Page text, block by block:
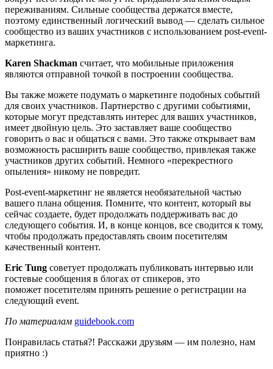
переживаниям. Сильные сообщества держатся вместе,
поэтому единственный логический вывод — сделать сильное
сообщество из ваших участников с использованием post-event-
маркетинга.
Karen Shackman считает, что мобильные приложения
являются отправной точкой в построении сообщества.
Вы также можете подумать о маркетинге подобных событий
для своих участников. Партнерство с другими событиями,
которые могут представлять интерес для ваших участников,
имеет двойную цель. Это заставляет ваше сообщество
говорить о вас и общаться с вами. Это также открывает вам
возможность расширить ваше сообщество, привлекая также
участников других событий. Немного «перекрестного
опыления» никому не повредит.
Post-event-маркетинг не является необязательной частью
вашего плана общения. Помните, что контент, который вы
сейчас создаете, будет продолжать поддерживать вас до
следующего события. И, в конце концов, все сводится к тому,
чтобы продолжать предоставлять своим посетителям
качественный контент.
Eric Tung советует продолжать публиковать интервью или
гостевые сообщения в блогах от спикеров, это
поможет посетителям принять решение о регистрации на
следующий event.
По материалам guidebook.com
Понравилась статья?! Расскажи друзьям — им полезно, нам
приятно :)